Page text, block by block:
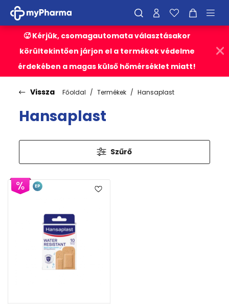
🥵 Kérjük, csomagautomata választásakor
körültekintően járjon el a termékek védelme
érdekében a magas külső hőmérséklet miatt!
Vissza Főoldal Termékek Hansaplast
Hansaplast
Szűrő
EP